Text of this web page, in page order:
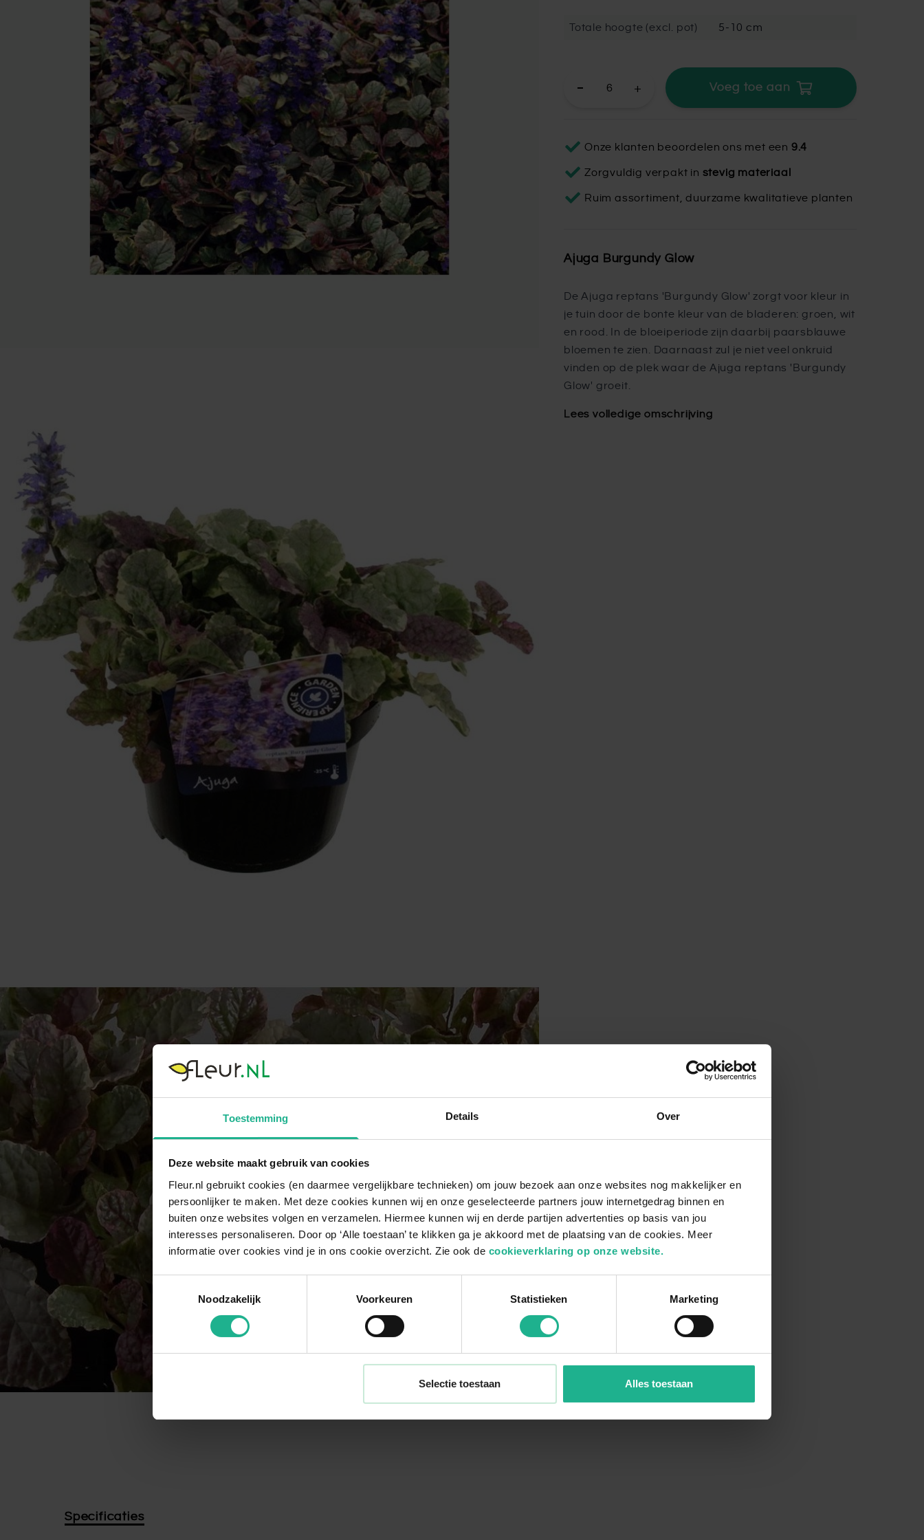
Toestemming Details Over
Deze website maakt gebruik van cookies
Fleur.nl gebruikt cookies (en daarmee vergelijkbare technieken) om jouw bezoek aan onze websites nog makkelijker en
persoonlijker te maken. Met deze cookies kunnen wij en onze geselecteerde partners jouw internetgedrag binnen en
buiten onze websites volgen en verzamelen. Hiermee kunnen wij en derde partijen advertenties op basis van jou
interesses personaliseren. Door op ‘Alle toestaan’ te klikken ga je akkoord met de plaatsing van de cookies. Meer
informatie over cookies vind je in ons cookie overzicht. Zie ook de cookieverklaring op onze website.
Noodzakelijk
Voorkeuren Statistieken Marketing
Selectie toestaan Alles toestaan
Totale hoogte (excl. pot) 5-10 cm
+ Voeg toe aan
Onze klanten beoordelen ons met een 9.4
Zorgvuldig verpakt in stevig materiaal
Ruim assortiment, duurzame kwalitatieve planten
Ajuga Burgundy Glow
De Ajuga reptans 'Burgundy Glow' zorgt voor kleur in
je tuin door de bonte kleur van de bladeren: groen, wit
en rood. In de bloeiperiode zijn daarbij paarsblauwe
bloemen te zien. Daarnaast zul je niet veel onkruid
vinden op de plek waar de Ajuga reptans 'Burgundy
Glow' groeit.
Lees volledige omschrijving
Specificaties